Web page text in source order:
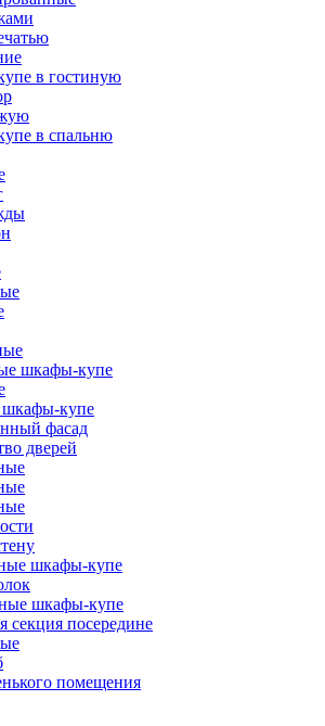
в гостиную
в спальню
шкафы-купе
шкафы-купе
фасад
дверей
шкафы-купе
шкафы-купе
секция посередине
помещения